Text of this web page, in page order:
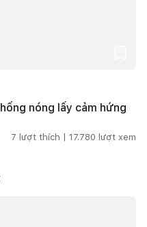
nóng lấy cảm hứng
7 lượt thích | 17.780 lượt xem